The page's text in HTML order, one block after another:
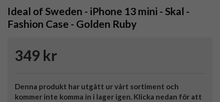
Ideal of Sweden - iPhone 13 mini - Skal -
Fashion Case - Golden Ruby
349 kr
Denna produkt har utgått ur vårt sortiment och
kommer inte komma in i lager igen. Klicka nedan för att